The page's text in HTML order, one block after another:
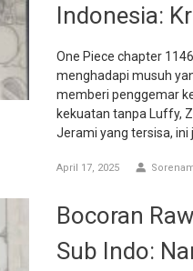
Indonesia:
One Piece chapter
menghadapi musuh
memberi penggemar
kekuatan tanpa Luffy,
Jerami yang tersisa,
April 17, 2025
Bocoran
Sub Indo: